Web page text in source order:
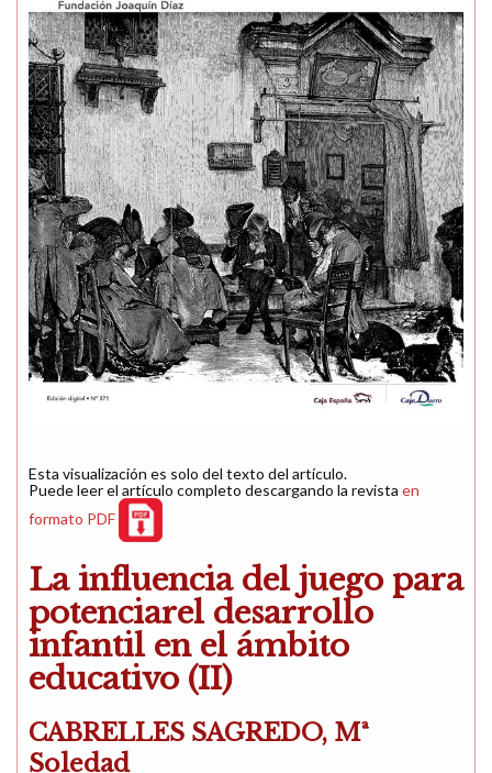
Esta visualización es solo del texto del artículo.
Puede leer el artículo completo descargando la revista en
formato PDF
La influencia del juego para
potenciarel desarrollo
infantil en el ámbito
educativo (II)
CABRELLES SAGREDO, Mª
Soledad